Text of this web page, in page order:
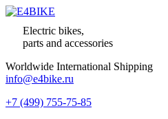
Electric bikes,
parts and accessories
Worldwide International Shipping
info@e4bike.ru
+7 (499) 755-75-85